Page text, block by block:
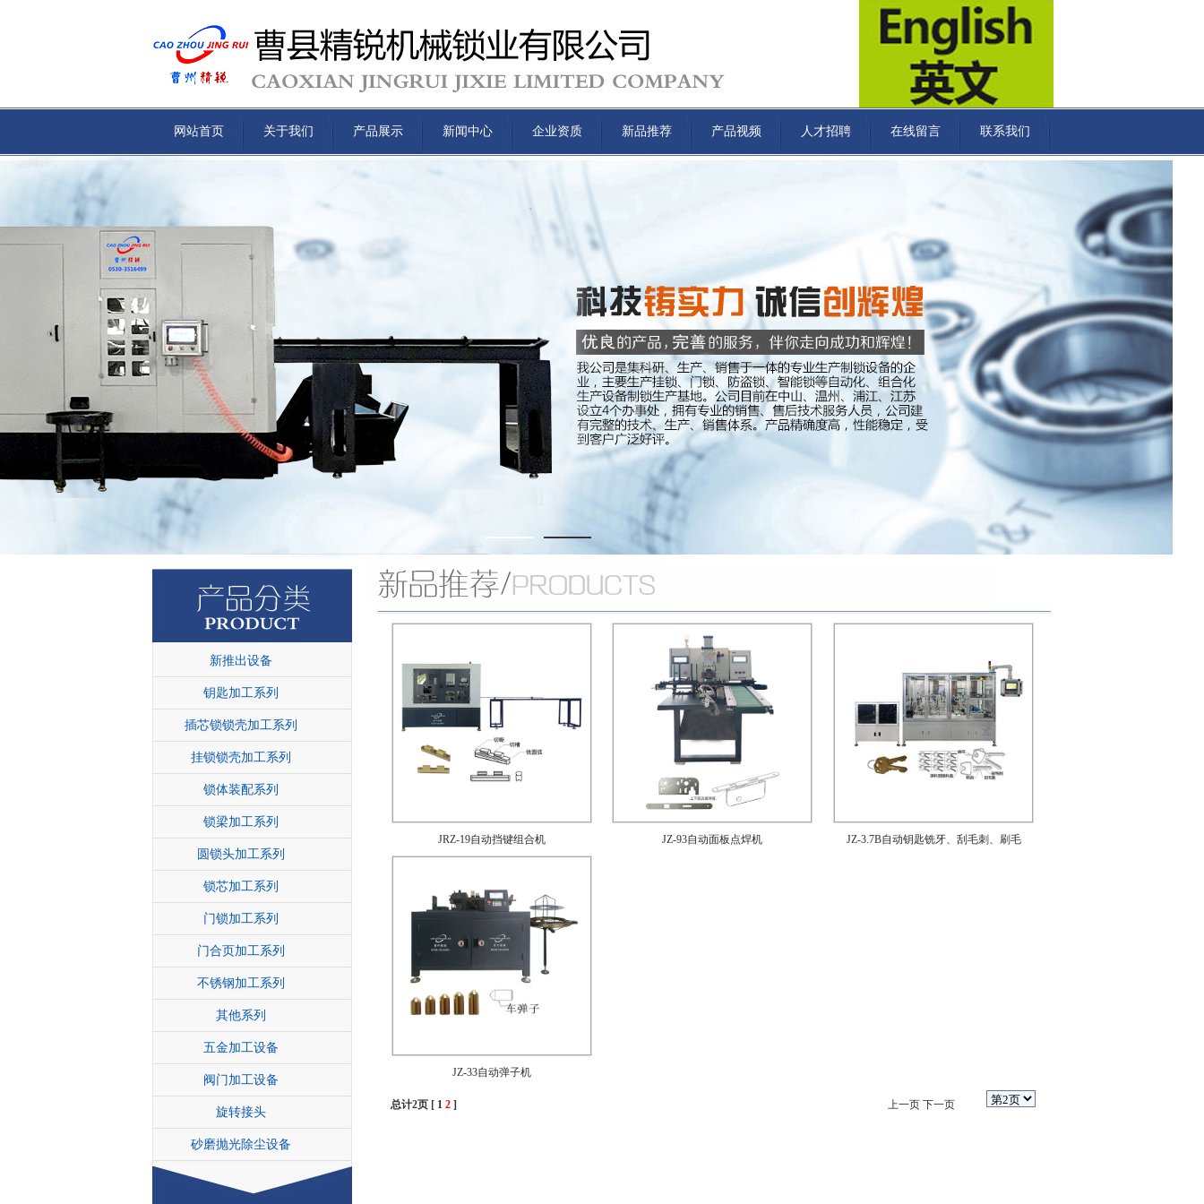
网站首页 关于我们 产品展示 新闻中心 企业资质 新品推荐 产品视频 人才招聘 在线留言 联系我们
新推出设备
钥匙加工系列
插芯锁锁壳加工系列
挂锁锁壳加工系列
锁体装配系列
锁梁加工系列
圆锁头加工系列
锁芯加工系列
门锁加工系列
门合页加工系列
不锈钢加工系列
其他系列
五金加工设备
阀门加工设备
旋转接头
砂磨抛光除尘设备
JRZ-19自动挡键组合机 JZ-93自动面板点焊机 JZ-3.7B自动钥匙铣牙、刮毛刺、刷毛
JZ-33自动弹子机
总计2页 [ 1 2] 上一页 下一页